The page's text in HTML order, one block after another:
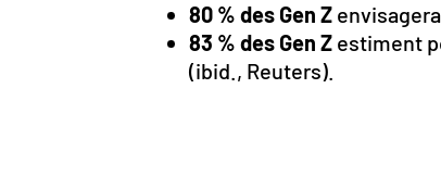
80 % des Gen Z
83 % des Gen Z estiment
(ibid., Reuters).